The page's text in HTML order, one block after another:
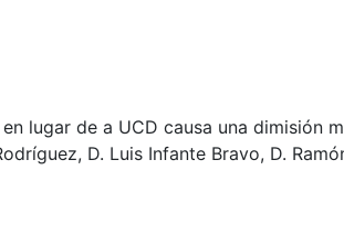
lugar de a UCD causa una dimisión
D. Luis Infante Bravo, D.